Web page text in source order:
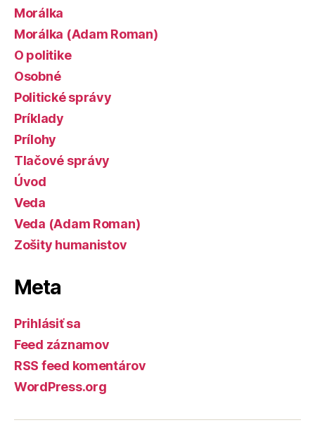
Morálka
Morálka (Adam Roman)
O politike
Osobné
Politické správy
Príklady
Prílohy
Tlačové správy
Úvod
Veda
Veda (Adam Roman)
Zošity humanistov
Meta
Prihlásiť sa
Feed záznamov
RSS feed komentárov
WordPress.org